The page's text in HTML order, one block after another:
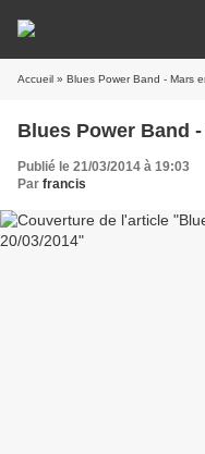
Accueil » Blues Power Band - Mars
Blues Power Band
Publié le 21/03/2014 à 19:03
Par francis